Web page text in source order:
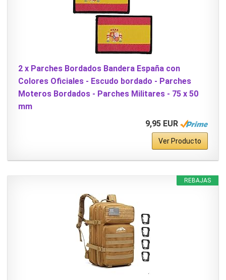
2 x Parches Bordados Bandera España con
Colores Oficiales - Escudo bordado - Parches
Moteros Bordados - Parches Militares - 75 x 50
mm
9,95 EUR
Ver Producto
REBAJAS